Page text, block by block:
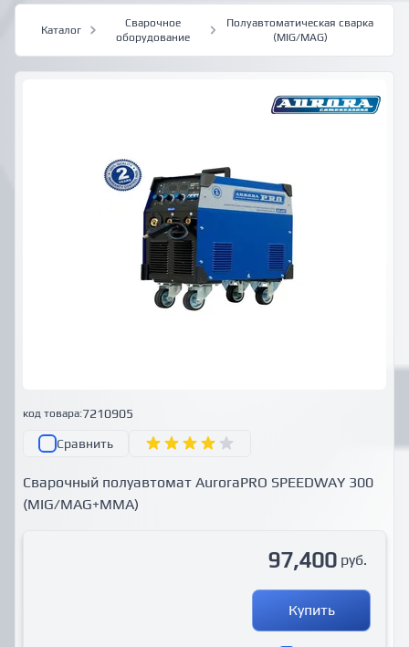
Каталог
Сварочное
оборудование
Полуавтоматическая сварка
(MIG/MAG)
код товара:7210905
Сравнить
Сварочный полуавтомат AuroraPRO SPEEDWAY 300
(MIG/MAG+MMA)
97,400 руб.
Купить